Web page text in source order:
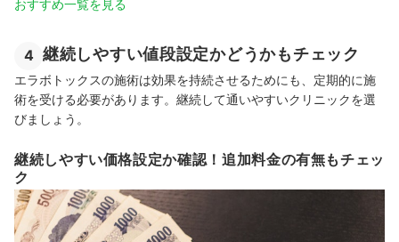
おすすめ一覧を見る
4 継続しやすい値段設定かどうかもチェック
エラボトックスの施術は効果を持続させるためにも、定期的に施
術を受ける必要があります。継続して通いやすいクリニックを選
びましょう。
継続しやすい価格設定か確認！追加料金の有無もチェッ
ク